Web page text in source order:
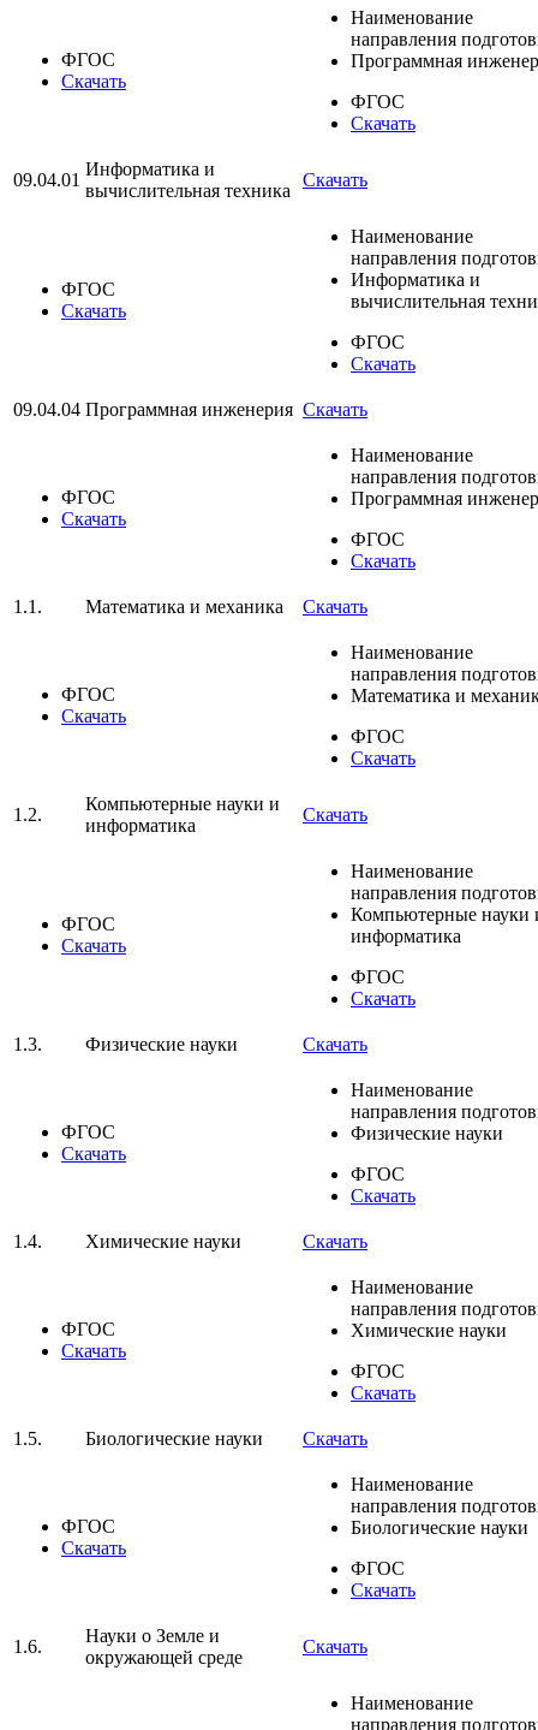
ФГОС
Скачать
Наименование
направления
Программная
ФГОС
Скачать
09.04.01
Информатика и
вычислительная техника
Скачать
ФГОС
Скачать
Наименование
направления
Информатика и
вычислительная
ФГОС
Скачать
09.04.04 Программная инженерия Скачать
ФГОС
Скачать
Наименование
направления
Программная
ФГОС
Скачать
1.1. Математика и механика Скачать
ФГОС
Скачать
Наименование
направления
Математика и
ФГОС
Скачать
1.2.
Компьютерные науки и
информатика
Скачать
ФГОС
Скачать
Наименование
направления
Компьютерные науки
информатика
ФГОС
Скачать
1.3. Физические науки Скачать
ФГОС
Скачать
Наименование
направления
Физические науки
ФГОС
Скачать
1.4. Химические науки Скачать
ФГОС
Скачать
Наименование
направления
Химические науки
ФГОС
Скачать
1.5. Биологические науки Скачать
ФГОС
Скачать
Наименование
направления
Биологические науки
ФГОС
Скачать
1.6.
Науки о Земле и
окружающей среде
Скачать
Наименование
направления